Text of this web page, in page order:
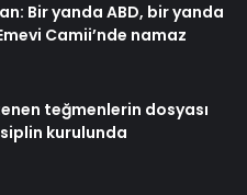
Bir yanda ABD, bir yanda
Camii’nde namaz
teğmenlerin dosyası
kurulunda